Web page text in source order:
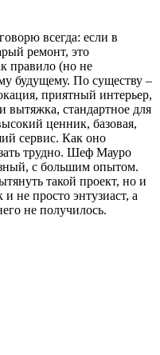
всегда: если в
ремонт, это
правило (но не
будущему. По существу –
приятный интерьер,
вытяжка, стандартное для
ценник, базовая,
сервис. Как оно
трудно. Шеф Мауро
с большим опытом.
такой проект, но и
не просто энтузиаст, а
не получилось.